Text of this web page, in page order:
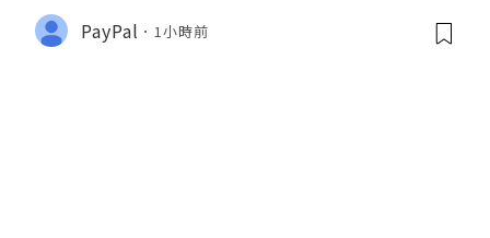
PayPal 1小時前